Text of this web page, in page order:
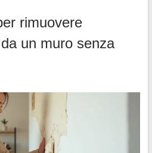
rimuovere
un muro senza